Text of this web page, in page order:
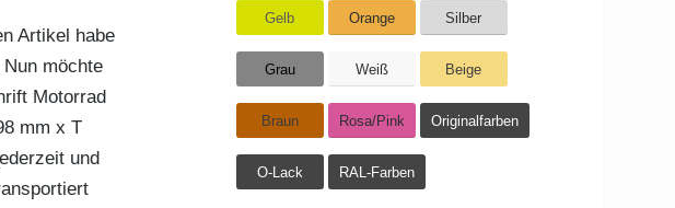
Artikel habe
möchte
Motorrad
mm x T
und
Gelb Orange Silber
Grau Weiß Beige
Braun Rosa/Pink Originalfarben
O-Lack RAL-Farben